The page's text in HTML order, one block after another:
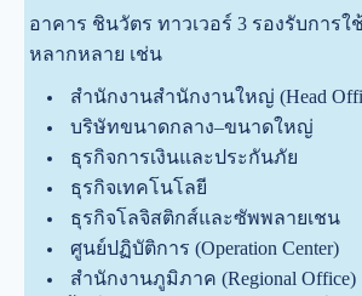
อาคาร ชินวัตร ทาวเวอร์ 3 รองรับการ
หลากหลาย เช่น
สำนักงานสำนักงานใหญ่ (Head
บริษัทขนาดกลาง–ขนาดใหญ่
ธุรกิจการเงินและประกันภัย
ธุรกิจเทคโนโลยี
ธุรกิจโลจิสติกส์และซัพพลายเชน
ศูนย์ปฏิบัติการ (Operation Center)
สำนักงานภูมิภาค (Regional Office)